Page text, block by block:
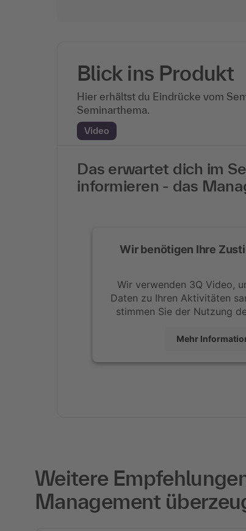
Blick ins Produkt
Hier erhältst du Eindrücke vom
Seminarthema.
Video
Das erwartet dich im
informieren - das
Wir benötigen Ihre
Wir verwenden 3Q Video,
Daten zu Ihren Aktivitäten
stimmen Sie der Nutzung
Mehr
Weitere
Management